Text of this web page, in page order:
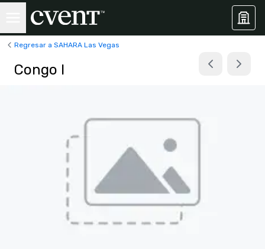
Regresar a SAHARA Las Vegas
Congo I